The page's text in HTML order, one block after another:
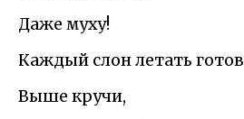
Даже муху!
Каждый слон летать готов
Выше кручи,